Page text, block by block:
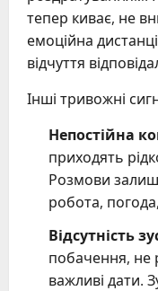
тепер киває, не
емоційна
відчуття
Інші тривожні
Непостійна
приходять
Розмови
робота,
Відсутність
побачення, не
важливі дати.